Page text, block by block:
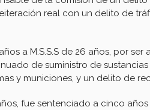
real con un delito de
a M.S.S.S de 26 años, por ser
de suministro de
y municiones, y un delito de
fue sentenciado a cinco